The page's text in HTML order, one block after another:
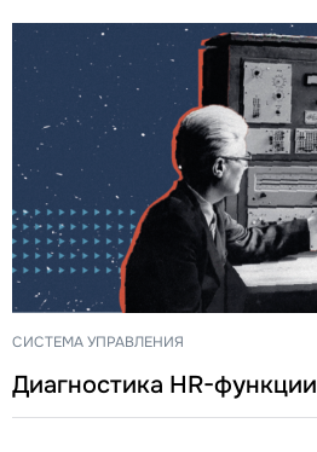
СИСТЕМА УПРАВЛЕНИЯ
Диагностика HR-функции